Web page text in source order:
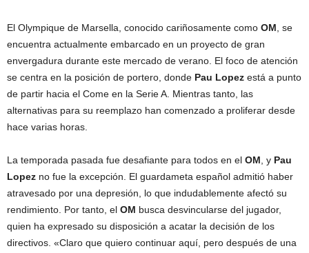
El Olympique de Marsella, conocido cariñosamente como OM, se
encuentra actualmente embarcado en un proyecto de gran
envergadura durante este mercado de verano. El foco de atención
se centra en la posición de portero, donde Pau Lopez está a punto
de partir hacia el Come en la Serie A. Mientras tanto, las
alternativas para su reemplazo han comenzado a proliferar desde
hace varias horas.
La temporada pasada fue desafiante para todos en el OM, y Pau
Lopez no fue la excepción. El guardameta español admitió haber
atravesado por una depresión, lo que indudablemente afectó su
rendimiento. Por tanto, el OM busca desvincularse del jugador,
quien ha expresado su disposición a acatar la decisión de los
directivos. «Claro que quiero continuar aquí, pero después de una